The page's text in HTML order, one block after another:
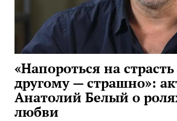
«Напороться на
другому — страшно»:
Анатолий Белый о
любви